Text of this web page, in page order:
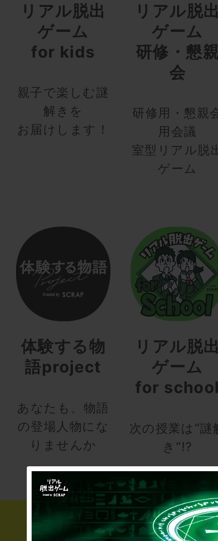
リアル脱出
ゲーム
for kids
親子で楽しむ謎
解きを
お届けします！
リアル脱
ゲーム
研修・懇
会
研修用・懇親
用会議
室型リアル脱
ゲーム
体験する物
語project
あなたも、物語
の登場人物にな
りませんか
リアル脱
ゲーム
for
次の授業は“謎
き”!?